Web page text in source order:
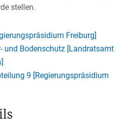
stellen.
Freiburg]
und Bodenschutz [Landratsamt
9 [Regierungspräsidium